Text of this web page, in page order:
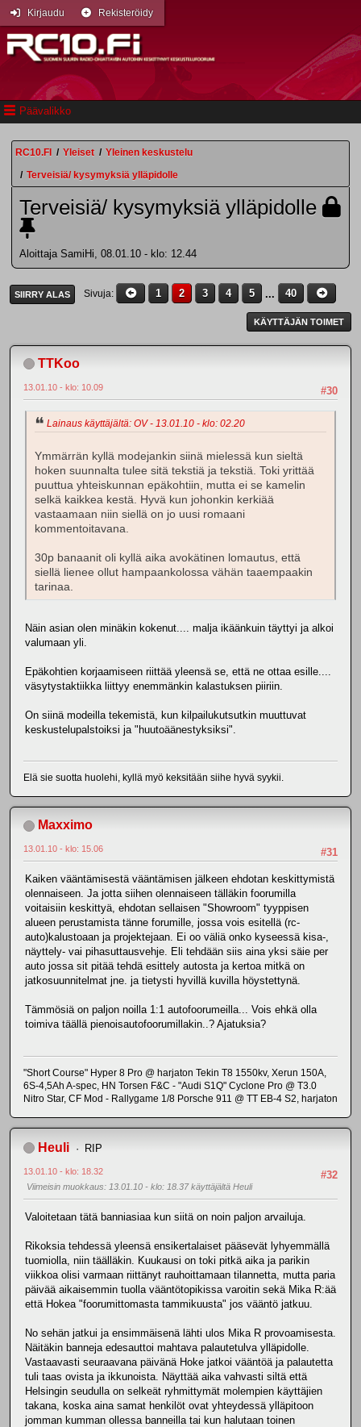
Päävalikko
Kirjaudu Rekisteröidy
RC10.FI / Yleiset / Yleinen keskustelu
/ Terveisiä/ kysymyksiä ylläpidolle
Terveisiä/ kysymyksiä ylläpidolle
Aloittaja SamiHi, 08.01.10 - klo: 12.44
SIIRRY ALAS Sivuja 1 2 3 4 5 ... 40
KÄYTTÄJÄN TOIMET
TTKoo
#30
13.01.10 - klo: 10.09
Lainaus käyttäjältä: OV - 13.01.10 - klo: 02.20
Ymmärrän kyllä modejankin siinä mielessä kun sieltä
hoken suunnalta tulee sitä tekstiä ja tekstiä. Toki yrittää
puuttua yhteiskunnan epäkohtiin, mutta ei se kamelin
selkä kaikkea kestä. Hyvä kun johonkin kerkiää
vastaamaan niin siellä on jo uusi romaani
kommentoitavana.
30p banaanit oli kyllä aika avokätinen lomautus, että
siellä lienee ollut hampaankolossa vähän taaempaakin
tarinaa.
Näin asian olen minäkin kokenut.... malja ikäänkuin täyttyi ja alkoi
valumaan yli.
Epäkohtien korjaamiseen riittää yleensä se, että ne ottaa esille....
väsytystaktiikka liittyy enemmänkin kalastuksen piiriin.
On siinä modeilla tekemistä, kun kilpailukutsutkin muuttuvat
keskustelupalstoiksi ja "huutoäänestyksiksi".
Elä sie suotta huolehi, kyllä myö keksitään siihe hyvä syykii.
Maxximo
#31
13.01.10 - klo: 15.06
Kaiken vääntämisestä vääntämisen jälkeen ehdotan keskittymistä
olennaiseen. Ja jotta siihen olennaiseen tälläkin foorumilla
voitaisiin keskittyä, ehdotan sellaisen "Showroom" tyyppisen
alueen perustamista tänne forumille, jossa vois esitellä (rc-
auto)kalustoaan ja projektejaan. Ei oo väliä onko kyseessä kisa-,
näyttely- vai pihasuttausvehje. Eli tehdään siis aina yksi säie per
auto jossa sit pitää tehdä esittely autosta ja kertoa mitkä on
jatkosuunnitelmat jne. ja tietysti hyvillä kuvilla höystettynä.
Tämmösiä on paljon noilla 1:1 autofoorumeilla... Vois ehkä olla
toimiva täällä pienoisautofoorumillakin..? Ajatuksia?
"Short Course" Hyper 8 Pro @ harjaton Tekin T8 1550kv, Xerun 150A,
6S-4,5Ah A-spec, HN Torsen F&C - "Audi S1Q" Cyclone Pro @ T3.0
Nitro Star, CF Mod - Rallygame 1/8 Porsche 911 @ TT EB-4 S2, harjaton
Heuli RIP
#32
13.01.10 - klo: 18.32
Viimeisin muokkaus: 13.01.10 - klo: 18.37 käyttäjältä Heuli
Valoitetaan tätä banniasiaa kun siitä on noin paljon arvailuja.
Rikoksia tehdessä yleensä ensikertalaiset pääsevät lyhyemmällä
tuomiolla, niin täälläkin. Kuukausi on toki pitkä aika ja parikin
viikkoa olisi varmaan riittänyt rauhoittamaan tilannetta, mutta paria
päivää aikaisemmin tuolla vääntötopikissa varoitin sekä Mika R:ää
että Hokea "foorumittomasta tammikuusta" jos vääntö jatkuu.
No sehän jatkui ja ensimmäisenä lähti ulos Mika R provoamisesta.
Näitäkin banneja edesauttoi mahtava palautetulva ylläpidolle.
Vastaavasti seuraavana päivänä Hoke jatkoi vääntöä ja palautetta
tuli taas ovista ja ikkunoista. Näyttää aika vahvasti siltä että
Helsingin seudulla on selkeät ryhmittymät molempien käyttäjien
takana, koska aina samat henkilöt ovat yhteydessä ylläpitoon
jomman kumman ollessa banneilla tai kun halutaan toinen